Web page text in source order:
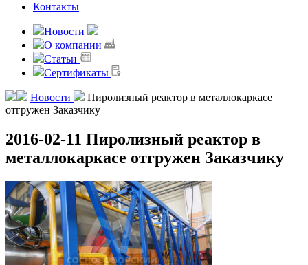
Контакты
Новости
О компании
Статьи
Сертификаты
Новости
Пиролизный реактор в металлокаркасе
отгружен Заказчику
2016-02-11 Пиролизный реактор в
металлокаркасе отгружен Заказчику